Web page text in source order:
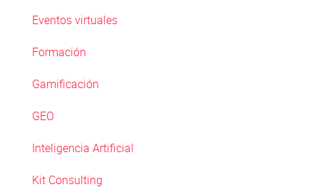
Eventos virtuales
Formación
Gamificación
GEO
Inteligencia Artificial
Kit Consulting